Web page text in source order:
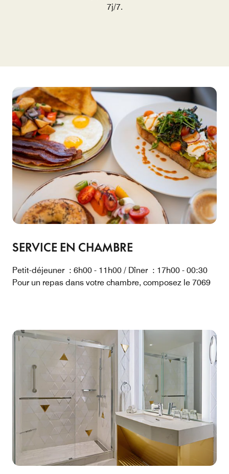
7j/7.
SERVICE EN CHAMBRE
Petit-déjeuner : 6h00 - 11h00 / Dîner : 17h00 - 00:30
Pour un repas dans votre chambre, composez le 7069